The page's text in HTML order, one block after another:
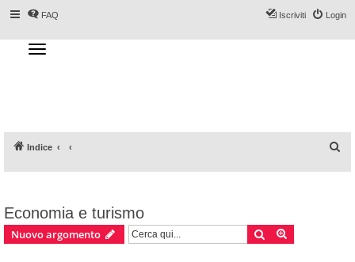
FAQ Login
Iscriviti
T
o
g
a
t
Indice
Economia e turismo
Nuovo argomento Cerca